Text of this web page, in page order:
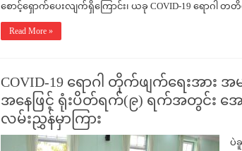
စောင့်ရှောက်ပေးလျက်ရှိကြောင်း၊ ယခု COVID-19 ရောဂ
Read More »
COVID-19 ရောဂါ တိုက်ဖျက်ရေးအား
အနေဖြင့် ရုံးပိတ်ရက်(၉) ရက်အတွင်း အေ
လမ်းညွှန်မှာကြား
ပဲ